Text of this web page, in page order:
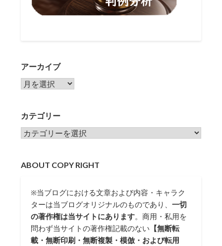
アーカイブ
アーカイブ
カテゴリー
カテゴリー
ABOUT COPY RIGHT
※当ブログにおける文章および内容・キャラク
ターは当ブログオリジナルのものであり、一切
の著作権は当サイトにあります。商用・私用を
問わず当サイトの著作権記載のない 【無断転
載・無断印刷・無断複製・模倣・および転用